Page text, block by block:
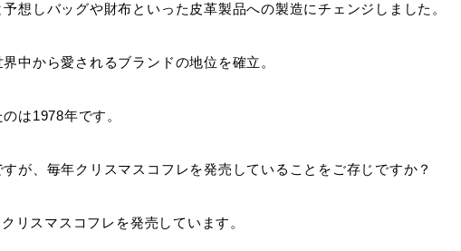
想しバッグや財布といった皮革製品への製造にチェンジしました。
中から愛されるブランドの地位を確立。
は1978年です。
が、毎年クリスマスコフレを発売していることをご存じですか？
リスマスコフレを発売しています。